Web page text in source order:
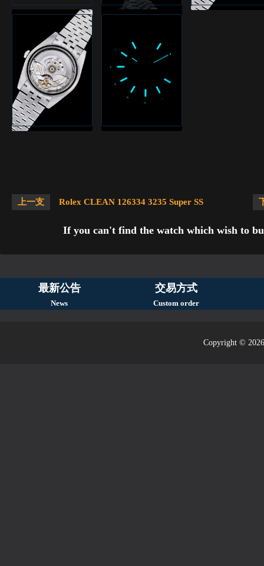
上一支 Rolex CLEAN 126334 3235 Super SS
If you can't find the watch which wish to
最新公告
News
交易方式
Custom order
Copyright ©